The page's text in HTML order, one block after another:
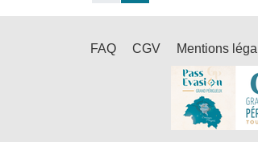
FAQ CGV Mentions